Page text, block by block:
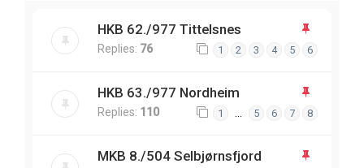
HKB 62./977 Tittelsnes
Replies: 76 1 2 3 4 5 6
HKB 63./977 Nordheim
Replies: 110 1 … 5 6 7 8
MKB 8./504 Selbjørnsfjord